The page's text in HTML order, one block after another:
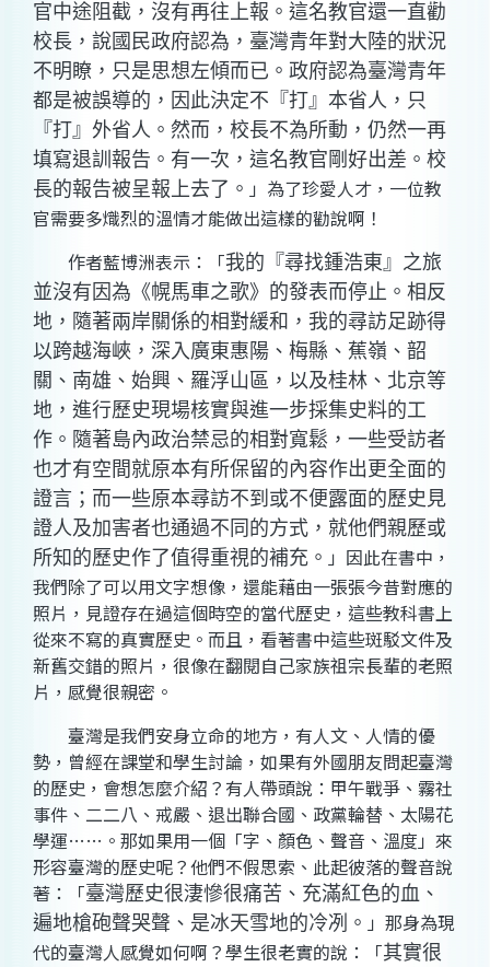
官中途阻截，沒有再往上報。這名教官還一直勸
校長，說國民政府認為，臺灣青年對大陸的狀況
不明瞭，只是思想左傾而已。政府認為臺灣青年
都是被誤導的，因此決定不『打』本省人，只
『打』外省人。然而，校長不為所動，仍然一再
填寫退訓報告。有一次，這名教官剛好出差。校
長的報告被呈報上去了。 」為了珍愛人才，一位教
官需要多熾烈的溫情才能做出這樣的勸說啊！
作者藍博洲表示：「我的『尋找鍾浩東』之旅
並沒有因為《幌馬車之歌》的發表而停止。相反
地，隨著兩岸關係的相對緩和，我的尋訪足跡得
以跨越海峽，深入廣東惠陽、梅縣、蕉嶺、韶
關、南雄、始興、羅浮山區，以及桂林、北京等
地，進行歷史現場核實與進一步採集史料的工
作。隨著島內政治禁忌的相對寬鬆，一些受訪者
也才有空間就原本有所保留的內容作出更全面的
證言；而一些原本尋訪不到或不便露面的歷史見
證人及加害者也通過不同的方式，就他們親歷或
所知的歷史作了值得重視的補充。 」因此在書中，
我們除了可以用文字想像，還能藉由一張張今昔對應的
照片，見證存在過這個時空的當代歷史，這些教科書上
從來不寫的真實歷史。而且，看著書中這些斑駁文件及
新舊交錯的照片，很像在翻閱自己家族祖宗長輩的老照
片，感覺很親密。
臺灣是我們安身立命的地方，有人文、人情的優
勢，曾經在課堂和學生討論，如果有外國朋友問起臺灣
的歷史，會想怎麼介紹？有人帶頭說：甲午戰爭、霧社
事件、二二八、戒嚴、退出聯合國、政黨輪替、太陽花
學運……。那如果用一個「字、顏色、聲音、溫度」來
形容臺灣的歷史呢？他們不假思索、此起彼落的聲音說
著：「臺灣歷史很淒慘很痛苦、充滿紅色的血、
遍地槍砲聲哭聲、是冰天雪地的冷冽。 」那身為現
代的臺灣人感覺如何啊？學生很老實的說：「其實很